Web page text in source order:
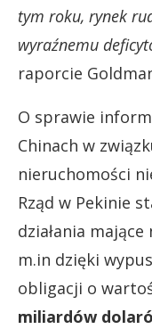
tym roku, rynek
wyraźnemu
raporcie
O sprawie
Chinach w
nieruchomości
Rząd w Pekinie
działania
m.in dzięki
obligacji o
miliardów